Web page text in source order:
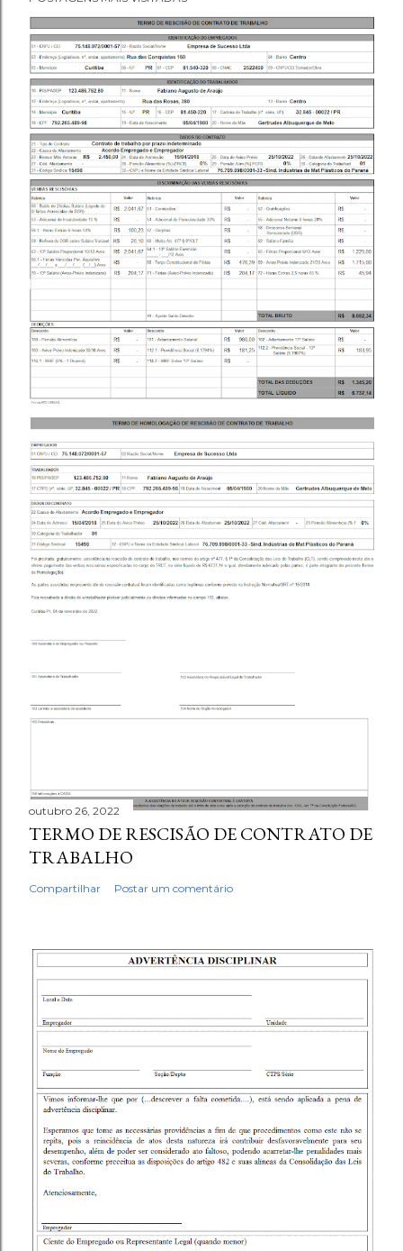
outubro 26, 2022
TERMO DE RESCISÃO DE CONTRATO DE
TRABALHO
Compartilhar Postar um comentário